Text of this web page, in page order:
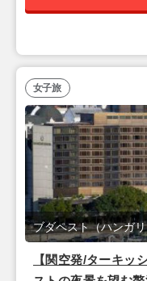
【関空発/ターキッ
ブダペスト（ハンガ
女子旅